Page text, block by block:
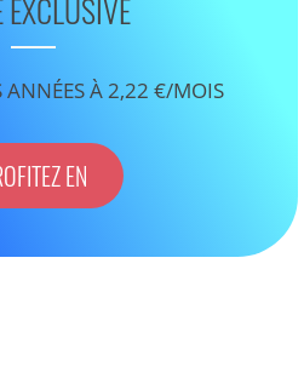
EXCLUSIVE
ANNÉES À 2,22 €/MOIS
EN